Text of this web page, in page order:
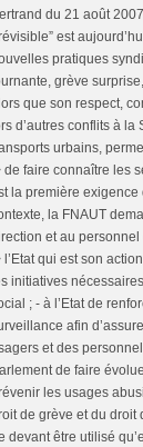
du 21 août
est
pratiques
grève
que son respect,
d’autres conflits à
urbains,
de faire connaître les
la première exigence
la FNAUT
et au personnel
l’Etat qui est son
initiatives
; - à l’Etat de
afin
et des
de faire
les usages
de grève et du droit
devant être utilisé